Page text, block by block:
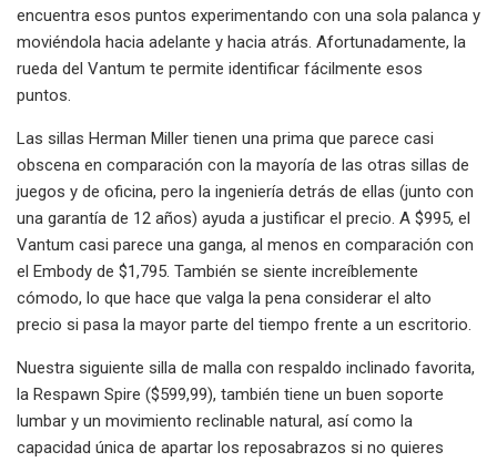
encuentra esos puntos experimentando con una sola palanca y
moviéndola hacia adelante y hacia atrás. Afortunadamente, la
rueda del Vantum te permite identificar fácilmente esos
puntos.
Las sillas Herman Miller tienen una prima que parece casi
obscena en comparación con la mayoría de las otras sillas de
juegos y de oficina, pero la ingeniería detrás de ellas (junto con
una garantía de 12 años) ayuda a justificar el precio. A $995, el
Vantum casi parece una ganga, al menos en comparación con
el Embody de $1,795. También se siente increíblemente
cómodo, lo que hace que valga la pena considerar el alto
precio si pasa la mayor parte del tiempo frente a un escritorio.
Nuestra siguiente silla de malla con respaldo inclinado favorita,
la Respawn Spire ($599,99), también tiene un buen soporte
lumbar y un movimiento reclinable natural, así como la
capacidad única de apartar los reposabrazos si no quieres